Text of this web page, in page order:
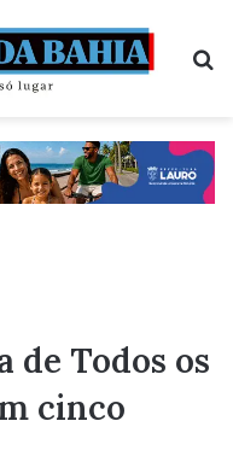
de Todos os
cinco